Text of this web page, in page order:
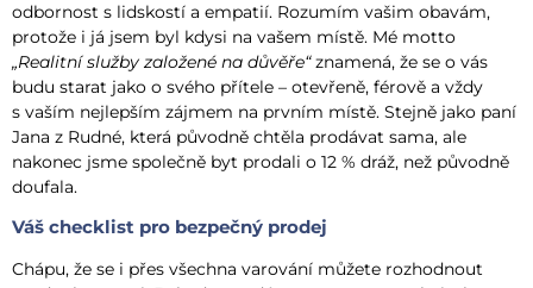
odbornost s lidskostí a empatií. Rozumím vašim obavám,
protože i já jsem byl kdysi na vašem místě. Mé motto
„Realitní služby založené na důvěře“znamená, že se o vás
budu starat jako o svého přítele – otevřeně, férově a vždy
s vaším nejlepším zájmem na prvním místě. Stejně jako paní
Jana z Rudné, která původně chtěla prodávat sama, ale
nakonec jsme společně byt prodali o 12 % dráž, než původně
doufala.
Váš checklist pro bezpečný prodej
Chápu, že se i přes všechna varování můžete rozhodnout